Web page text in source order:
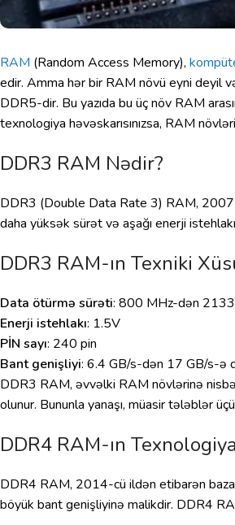
RAM (Random Access Memory),
edir. Amma hər bir RAM növü eyni deyil
DDR5-dir. Bu yazıda bu üç növ RAM
texnologiya həvəskarısınızsa, RAM
DDR3 RAM Nədir?
DDR3 (Double Data Rate 3) RAM,
daha yüksək sürət və aşağı enerji
DDR3 RAM-ın Texniki
Data ötürmə sürəti: 800 MHz-dən
Enerji istehlakı: 1.5V
PİN sayı: 240 pin
Bant genişliyi: 6.4 GB/s-dən 17 GB/s-ə
DDR3 RAM, əvvəlki RAM növlərinə
olunur. Bununla yanaşı, müasir tələblər
DDR4 RAM-ın
DDR4 RAM, 2014-cü ildən etibarən
böyük bant genişliyinə malikdir. DDR4